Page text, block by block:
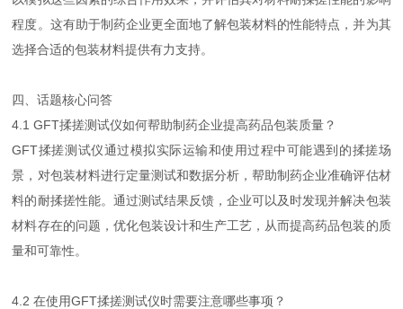
程度。这有助于制药企业更全面地了解包装材料的性能特点，并为其
选择合适的包装材料提供有力支持。
四、话题核心问答
4.1 GFT揉搓测试仪如何帮助制药企业提高药品包装质量？
GFT揉搓测试仪通过模拟实际运输和使用过程中可能遇到的揉搓场
景，对包装材料进行定量测试和数据分析，帮助制药企业准确评估材
料的耐揉搓性能。通过测试结果反馈，企业可以及时发现并解决包装
材料存在的问题，优化包装设计和生产工艺，从而提高药品包装的质
量和可靠性。
4.2 在使用GFT揉搓测试仪时需要注意哪些事项？